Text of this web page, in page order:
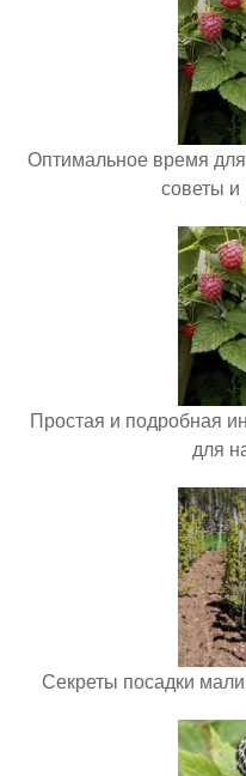
Оптимальное время
советы
Простая и подробная
для
Секреты посадки